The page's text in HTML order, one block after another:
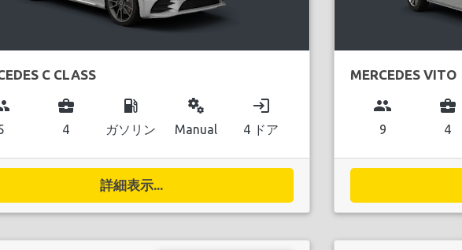
C CLASS
business_center
4
local_gas_station
ガソリン
miscellaneous_services
Manual
login
4 ドア
詳細表示...
MERCEDES VITO
group
9
business_center
4